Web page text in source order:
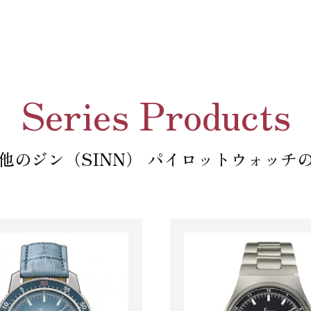
Series Products
のジン（SINN） パイロットウォッチ